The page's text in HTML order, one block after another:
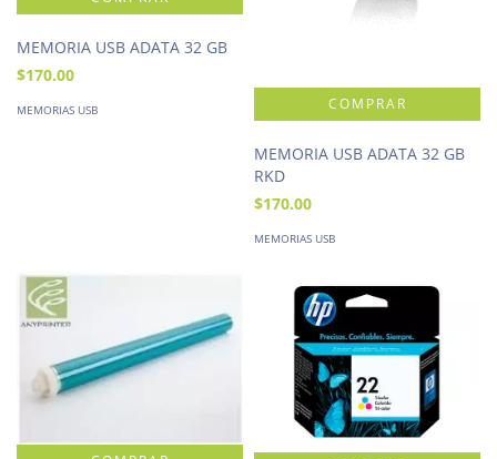
MEMORIA USB ADATA 32 GB
$170.00
MEMORIAS USB
MEMORIA USB ADATA 32 GB
RKD
$170.00
MEMORIAS USB